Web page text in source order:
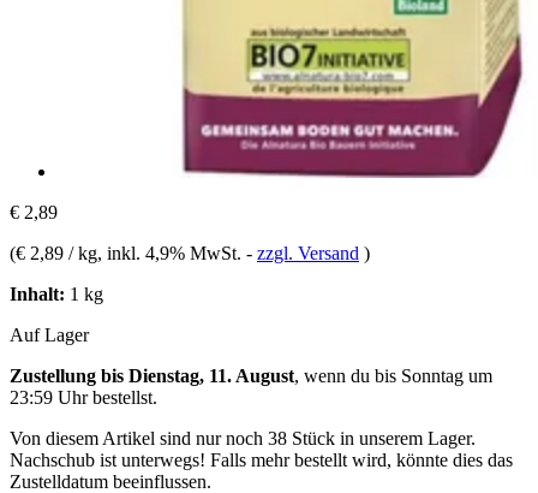
€ 2,89
(€ 2,89 / kg, inkl. 4,9% MwSt. - zzgl. Versand )
Inhalt: 1 kg
Auf Lager
Zustellung bis Dienstag, 11. August, wenn du bis Sonntag um
23:59 Uhrbestellst.
Von diesem Artikel sind nur noch 38 Stück in unserem Lager.
Nachschub ist unterwegs! Falls mehr bestellt wird, könnte dies das
Zustelldatum beeinflussen.